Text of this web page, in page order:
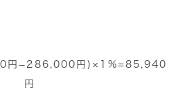
円−286,000円)×1%=85,940
円